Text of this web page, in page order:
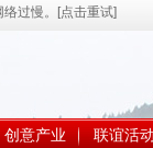
创意产业 联谊活动